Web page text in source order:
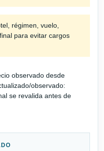
régimen, vuelo,
para evitar cargos
observado desde
observado:
se revalida antes de